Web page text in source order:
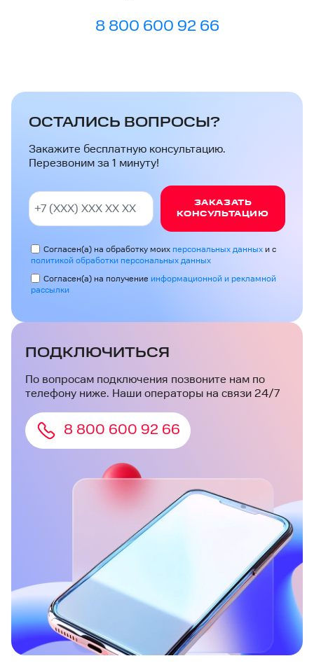
8 800 600 92 66
ОСТАЛИСЬ ВОПРОСЫ?
Закажите бесплатную консультацию.
Перезвоним за 1 минуту!
ЗАКАЗАТЬ
КОНСУЛЬТАЦИЮ
Согласен(а) на обработку моих персональных данных и с
политикой обработки персональных данных
Согласен(а) на получение информационной и рекламной
рассылки
ПОДКЛЮЧИТЬСЯ
По вопросам подключения позвоните нам по
телефону ниже. Наши операторы на связи 24/7
8 800 600 92 66